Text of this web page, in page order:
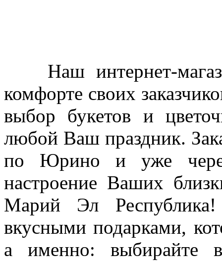
Наш интернет-
комфорте своих
выбор букетов и
любой Ваш праздник.
по Юрино и уже через
настроение Ваших
Марий Эл
вкусными подарками,
а именно: выбирайте